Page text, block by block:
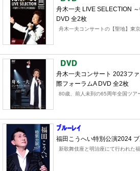
舟木一夫 LIVE SELECTION
DVD 全2枚
舟木一夫コンサートの【聖地】東
舟木一夫コンサート 2023フ
際フォーラムA DVD 全2枚
80歳、前人未到の65周年全国ツア
福田こうへい特別公演2024
新歌舞伎座と明治座にて行われた